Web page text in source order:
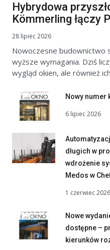
Hybrydowa
Kömmerling łączy
28 lipiec 2026
Nowoczesne budownictwo
wyższe wymagania. Dziś
wygląd okien, ale również
Nowy numer
6 lipiec 2026
długich w
wdrożenie
Medos w
1 czerwiec 2026
Nowe
dostępne –
kierunków